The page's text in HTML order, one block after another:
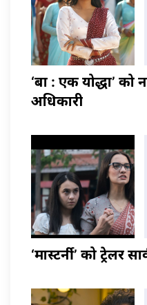
‘बा : एक योद्धा’ को
अधिकारी
‘मास्टर्नी’ को ट्रेलर